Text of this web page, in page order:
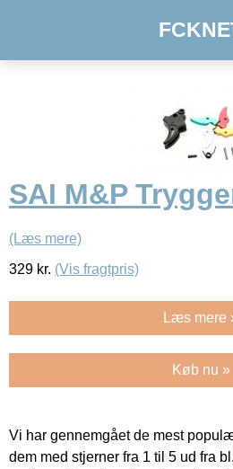
SAI M&P
(Læs mere)
329 kr. (Vis fragtpris)
Læs mere
Køb nu »
Vi har gennemgået de mest
dem med stjerner fra 1 til 5 ud fra